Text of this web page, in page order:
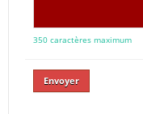
350 caractères maximum
Envoyer